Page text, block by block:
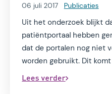
06 juli 2017 Publicaties
Uit het onderzoek blijkt
patiëntportaal hebben
dat de portalen nog niet
worden gebruikt. Dit
patiëntportalen nog niet
Lees verder